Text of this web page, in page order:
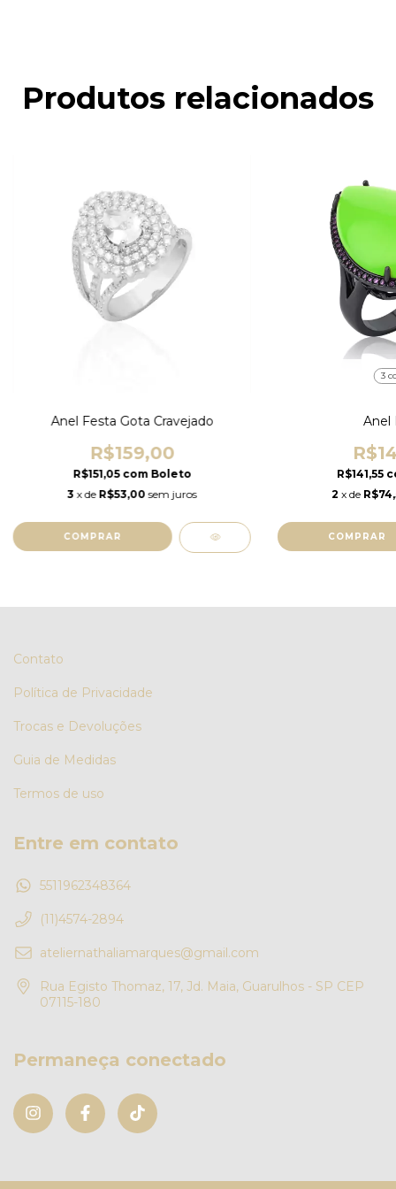
Produtos relacionados
Anel Festa Gota Cravejado
R$159,00
R$151,05 com Boleto
3 x de R$53,00 sem juros
COMPRAR
3
Anel
R$141,55
2 x de
COMPRAR
Contato
Política de Privacidade
Trocas e Devoluções
Guia de Medidas
Termos de uso
Entre em contato
5511962348364
(11)4574-2894
ateliernathaliamarques@gmail.com
Rua Egisto Thomaz, 17, Jd. Maia, Guarulhos - SP CEP
07115-180
Permaneça conectado